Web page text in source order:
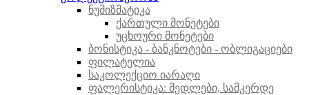
ნუმიზმატიკა
ქართული მონეტები
უცხოური მონეტები
ბონისტიკა - ბანკნოტები - ობლიგაციები
ფილატელია
საკოლექციო იარაღი
ფალერისტიკა: მედლები, სამკერდე